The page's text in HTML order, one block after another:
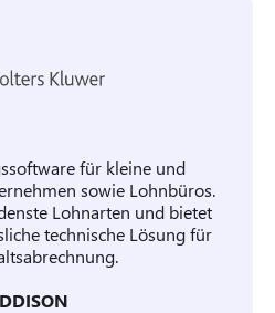
für kleine und
sowie Lohnbüros.
Lohnarten und bietet
technische Lösung für